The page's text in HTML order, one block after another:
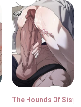
– Chap 30
Chap 29
The Hounds Of